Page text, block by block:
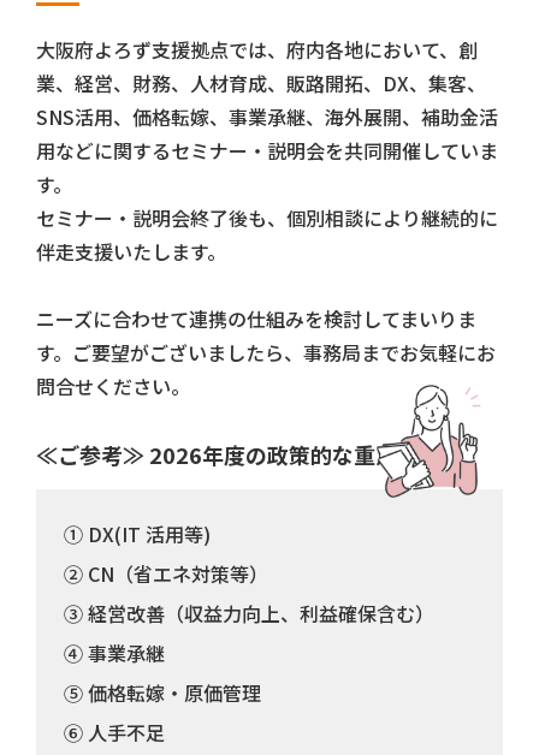
大阪府よろず支援拠点では、府内各地において、創
業、経営、財務、人材育成、販路開拓、DX、集客、
SNS活用、価格転嫁、事業承継、海外展開、補助金活
用などに関するセミナー・説明会を共同開催していま
す。
セミナー・説明会終了後も、個別相談により継続的に
伴走支援いたします。
ニーズに合わせて連携の仕組みを検討してまいりま
す。ご要望がございましたら、事務局までお気軽にお
問合せください。
≪ご参考≫ 2026年度の政策的な重点分野
① DX(IT 活用等)
② CN（省エネ対策等）
③ 経営改善（収益力向上、利益確保含む）
④ 事業承継
⑤ 価格転嫁・原価管理
⑥ 人手不足